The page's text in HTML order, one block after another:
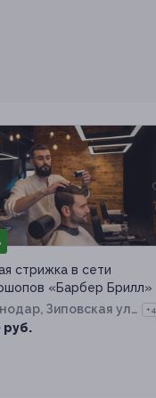
стрижка в сети
«Барбер Брилл»
Зиповская ул,
+4
руб.